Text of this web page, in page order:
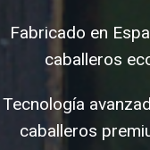
Fabricado en
caballeros
Tecnología
caballeros